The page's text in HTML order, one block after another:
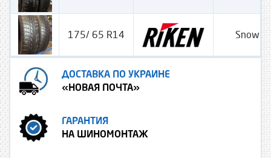
175/ 65 R14 Snow
ДОСТАВКА ПО УКРАИНЕ
«НОВАЯ ПОЧТА»
ГАРАНТИЯ
НА ШИНОМОНТАЖ